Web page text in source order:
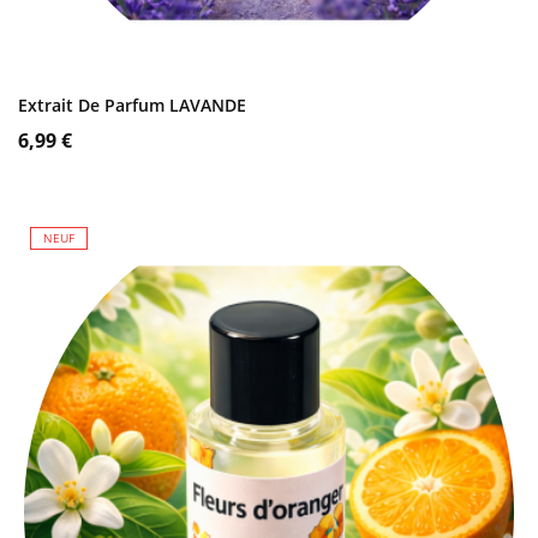
Extrait De Parfum LAVANDE
Prix
6,99 €
NEUF